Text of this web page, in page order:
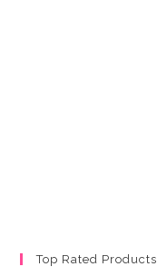
Top Rated Products